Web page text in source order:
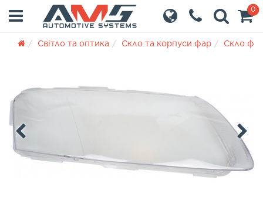
0
Світло та оптика Скло та корпуси фар Скло